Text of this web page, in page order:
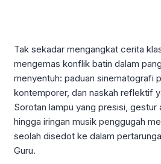
Tak sekadar mengangkat cerita
mengemas konflik batin dalam
menyentuh: paduan sinematografi
kontemporer, dan naskah reflektif
Sorotan lampu yang presisi, gestur
hingga iringan musik penggugah
seolah disedot ke dalam
Guru.